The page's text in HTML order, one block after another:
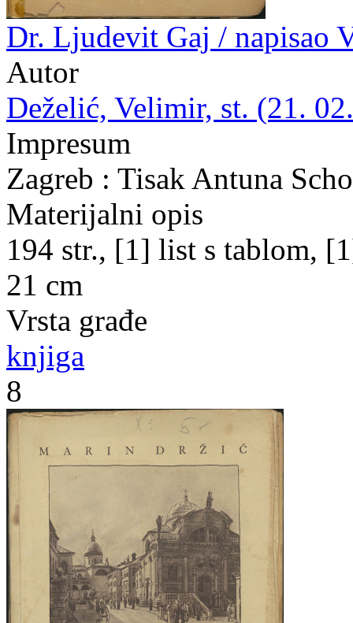
Dr. Ljudevit Gaj / napisao
Autor
Deželić, Velimir, st. (21.
Impresum
Zagreb : Tisak Antuna
Materijalni opis
194 str., [1] list s tablom,
21 cm
Vrsta građe
knjiga
8